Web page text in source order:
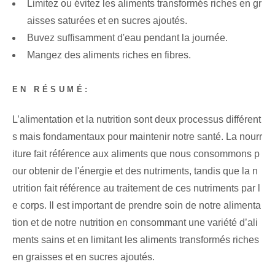
Limitez ou évitez les aliments transformés riches en gr
aisses saturées et en sucres ajoutés.
Buvez suffisamment d'eau pendant la journée.
Mangez des aliments riches en fibres.
EN RÉSUMÉ:
L’alimentation et la nutrition sont deux processus différent
s mais fondamentaux pour maintenir notre santé. La nourr
iture fait référence aux aliments que nous consommons p
our obtenir de l'énergie et des nutriments, tandis que la n
utrition fait référence au traitement de ces nutriments par l
e corps. Il est important de prendre soin de notre alimenta
tion et de notre nutrition en consommant une variété d’ali
ments sains et en limitant les aliments transformés riches
en graisses et en sucres ajoutés.